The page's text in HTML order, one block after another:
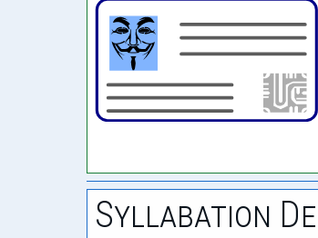
Syllabation